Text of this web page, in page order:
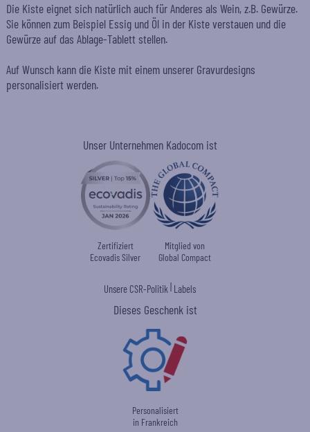
Unser Unternehmen Kadocom ist
Zertifiziert
Ecovadis Silver
Mitglied von
Global Compact
Unsere CSR-Politik Labels
Dieses Geschenk ist
Personalisiert
in Frankreich
Die Kiste eignet sich natürlich auch für Anderes als Wein, z.B. Gewürze.
Sie können zum Beispiel Essig und Öl in der Kiste verstauen und die
Gewürze auf das Ablage-Tablett stellen.
Auf Wunsch kann die Kiste mit einem unserer Gravurdesigns
personalisiert werden.